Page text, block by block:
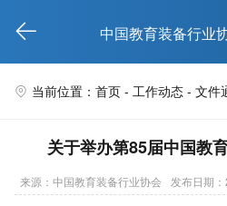
 中国教育装备行业
 当前位置：首页 - 工作动态 - 文件
关于举办第85届中国教
来源：中国教育装备行业协会 发布日期